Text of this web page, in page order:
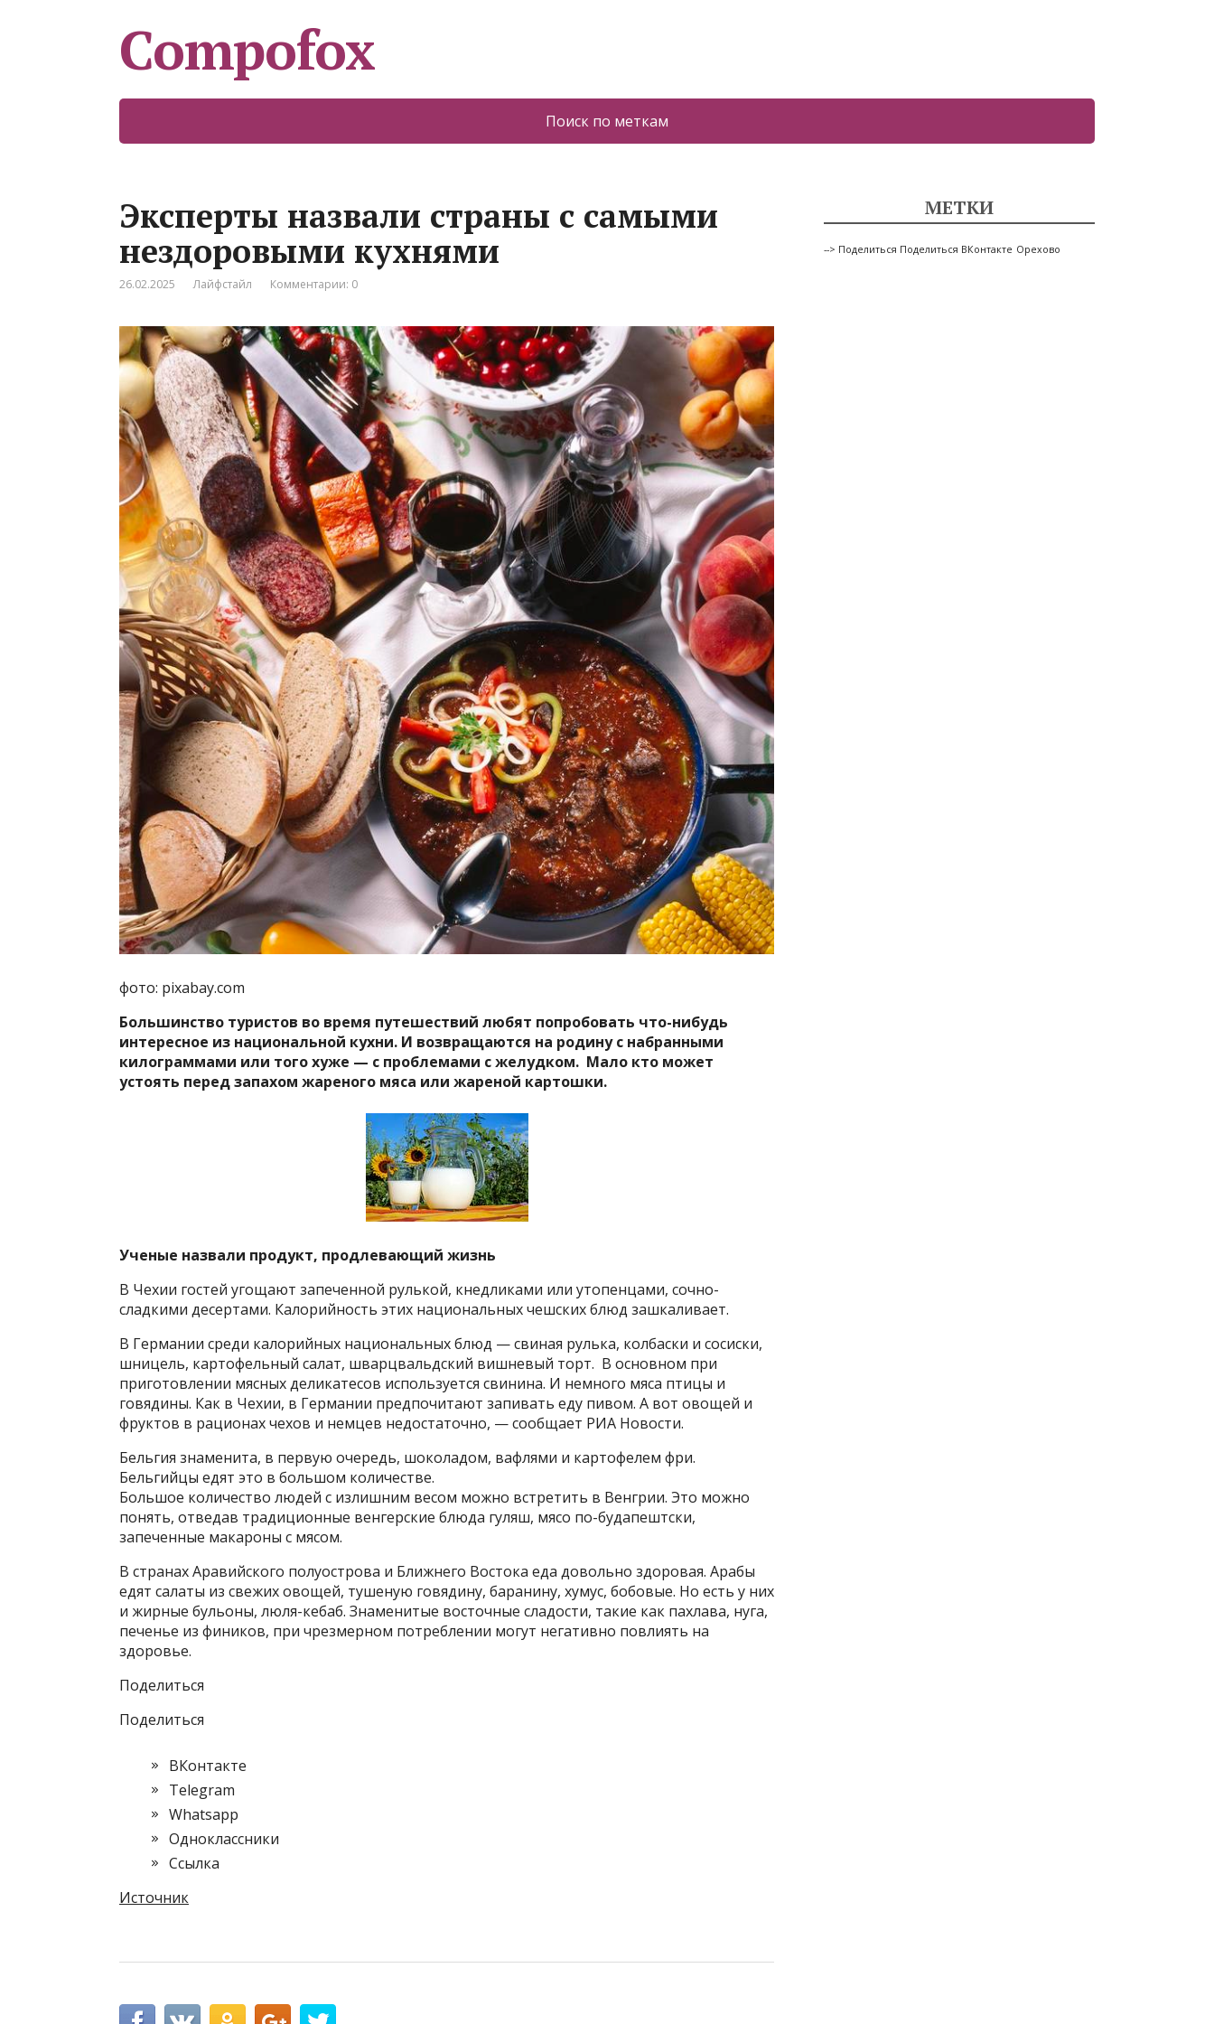
Compofox
Поиск по меткам
Эксперты назвали страны с самыми
нездоровыми кухнями
26.02.2025 Лайфстайл Комментарии: 0
фото: pixabay.com
Большинство туристов во время путешествий любят попробовать что-нибудь
интересное из национальной кухни. И возвращаются на родину с набранными
килограммами или того хуже — с проблемами с желудком. Мало кто может
устоять перед запахом жареного мяса или жареной картошки.
Ученые назвали продукт, продлевающий жизнь
В Чехии гостей угощают запеченной рулькой, кнедликами или утопенцами, сочно-
сладкими десертами. Калорийность этих национальных чешских блюд зашкаливает.
В Германии среди калорийных национальных блюд — свиная рулька, колбаски и сосиски,
шницель, картофельный салат, шварцвальдский вишневый торт. В основном при
приготовлении мясных деликатесов используется свинина. И немного мяса птицы и
говядины. Как в Чехии, в Германии предпочитают запивать еду пивом. А вот овощей и
фруктов в рационах чехов и немцев недостаточно, — сообщает РИА Новости.
Бельгия знаменита, в первую очередь, шоколадом, вафлями и картофелем фри.
Бельгийцы едят это в большом количестве.
Большое количество людей с излишним весом можно встретить в Венгрии. Это можно
понять, отведав традиционные венгерские блюда гуляш, мясо по-будапештски,
запеченные макароны с мясом.
В странах Аравийского полуострова и Ближнего Востока еда довольно здоровая. Арабы
едят салаты из свежих овощей, тушеную говядину, баранину, хумус, бобовые. Но есть у них
и жирные бульоны, люля-кебаб. Знаменитые восточные сладости, такие как пахлава, нуга,
печенье из фиников, при чрезмерном потреблении могут негативно повлиять на
здоровье.
Поделиться
Поделиться
ВКонтакте
Telegram
Whatsapp
Одноклассники
Cсылка
Источник
МЕТКИ
--> Поделиться Поделиться ВКонтакте Орехово